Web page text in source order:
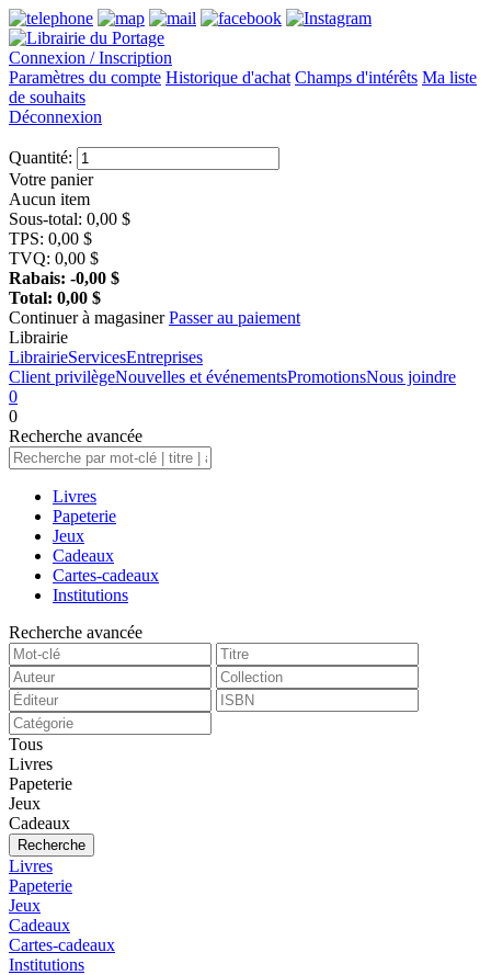
Connexion / Inscription
Paramètres du compte Historique d'achat Champs d'intérêts Ma liste
de souhaits
Déconnexion
Quantité:
Votre panier
Aucun item
Sous-total: 0,00 $
TPS: 0,00 $
TVQ: 0,00 $
Rabais: -0,00 $
Total: 0,00 $
Continuer à magasiner Passer au paiement
Librairie
LibrairieServicesEntreprises
Client privilègeNouvelles et événementsPromotionsNous joindre
0
0
Recherche avancée
Livres
Papeterie
Jeux
Cadeaux
Cartes-cadeaux
Institutions
Recherche avancée
Tous
Livres
Papeterie
Jeux
Cadeaux
Recherche
Livres
Papeterie
Jeux
Cadeaux
Cartes-cadeaux
Institutions